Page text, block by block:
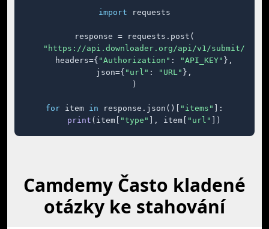
import requests
response = requests.post(
"https://api.downloader.org/api/v1/submit/"
    headers={
"Authorization" : "API_KEY" },
    json={
"url" : "URL" },
)
for item in response.json()[ "items"
]:
print (item[ "type" ], item[ "url" ])
Camdemy Často kladené
otázky ke stahování